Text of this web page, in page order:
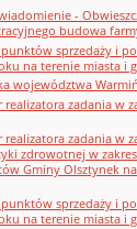
-
budowa
sprzedaży i
na terenie miasta i
województwa
zadania w
zadania w
zdrowotnej w
Gminy Olsztynek
sprzedaży i
na terenie miasta i